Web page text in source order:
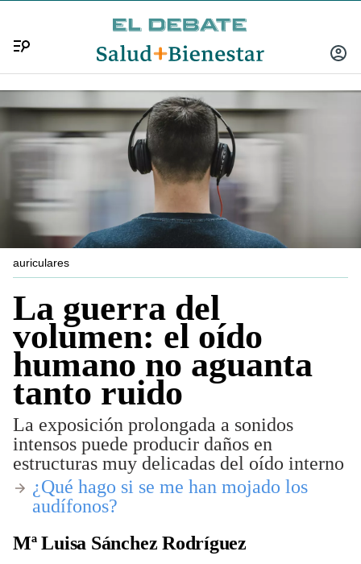
INICIAR
auriculares
La guerra del
volumen: el oído
humano no aguanta
tanto ruido
La exposición prolongada a sonidos
intensos puede producir daños en
estructuras muy delicadas del oído interno
​¿Qué hago si se me han mojado los
audífonos?
Mª Luisa Sánchez Rodríguez